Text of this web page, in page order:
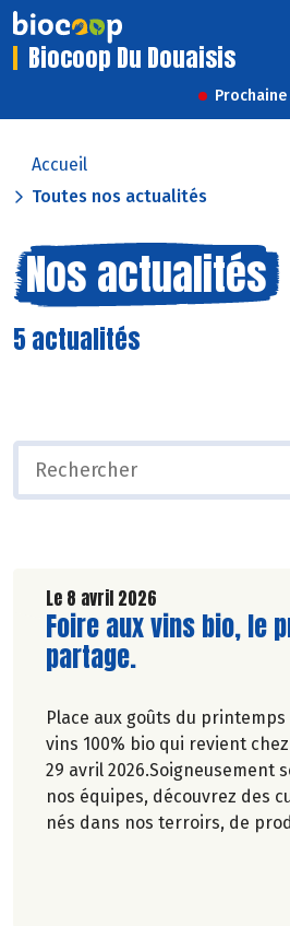
Biocoop Du Douaisis
Accueil
Toutes nos actualités
Nos actualités
5 actualités
Le 8 avril 2026
Lire la suite de
Foire aux vins bio, le
partage.
Place aux goûts du
vins 100% bio qui revient
29 avril 2026.Soigneusement
nos équipes, découvrez des
nés dans nos terroirs, de